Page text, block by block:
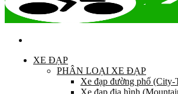
XE ĐẠP
PHÂN LOẠI XE ĐẠP
Xe đạp đường phố
Xe đạp địa hình